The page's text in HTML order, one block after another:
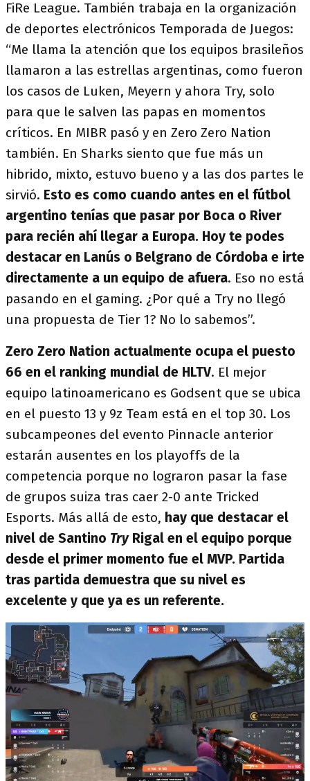
FiRe League. También trabaja en la organización
de deportes electrónicos Temporada de Juegos:
“Me llama la atención que los equipos brasileños
llamaron a las estrellas argentinas, como fueron
los casos de Luken, Meyern y ahora Try, solo
para que le salven las papas en momentos
críticos. En MIBR pasó y en Zero Zero Nation
también. En Sharks siento que fue más un
hibrido, mixto, estuvo bueno y a las dos partes le
sirvió. Esto es como cuando antes en el fútbol
argentino tenías que pasar por Boca o River
para recién ahí llegar a Europa. Hoy te podes
destacar en Lanús o Belgrano de Córdoba e irte
directamente a un equipo de afuera. Eso no está
pasando en el gaming. ¿Por qué a Try no llegó
una propuesta de Tier 1? No lo sabemos”.
Zero Zero Nation actualmente ocupa el puesto
66 en el ranking mundial de HLTV. El mejor
equipo latinoamericano es Godsent que se ubica
en el puesto 13 y 9z Team está en el top 30. Los
subcampeones del evento Pinnacle anterior
estarán ausentes en los playoffs de la
competencia porque no lograron pasar la fase
de grupos suiza tras caer 2-0 ante Tricked
Esports. Más allá de esto, hay que destacar el
nivel de Santino TryRigal en el equipo porque
desde el primer momento fue el MVP. Partida
tras partida demuestra que su nivel es
excelente y que ya es un referente.